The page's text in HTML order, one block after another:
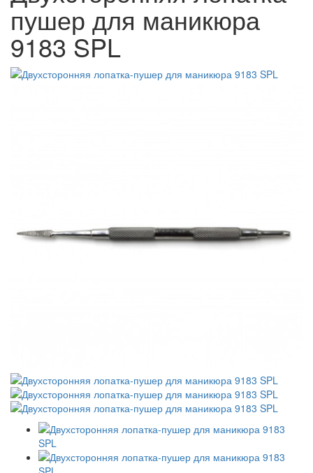
пушер для маникюра
9183 SPL